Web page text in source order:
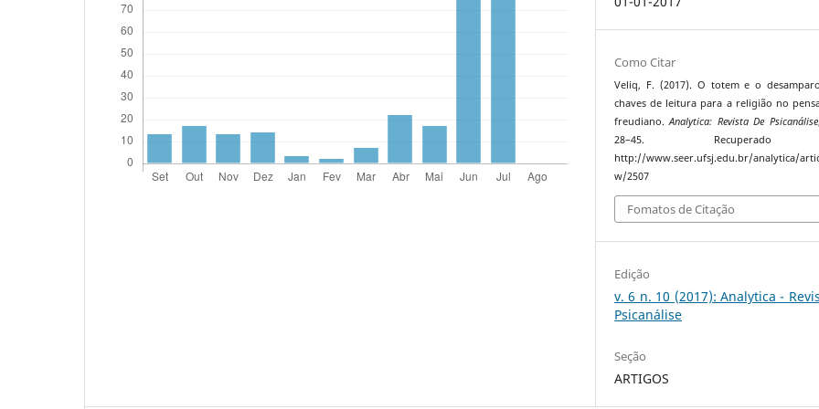
Como Citar
Veliq, F. (2017). O totem e o
chaves de leitura para a religião no
freudiano.Analytica: Revista De Psicanálise
28–45.
http://www.seer.ufsj.edu.br/analytica/
w/2507
Fomatos de Citação
Edição
v. 6 n. 10 (2017): Analytica -
Psicanálise
Seção
ARTIGOS